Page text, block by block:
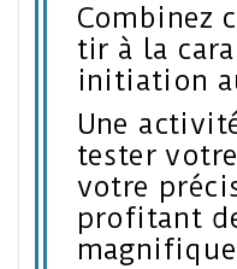
Combinez
tir à la
initiation
Une
tester
votre
profitant